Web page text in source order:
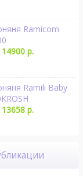
Ramicom
14900 р.
Ramili Baby
13658 р.